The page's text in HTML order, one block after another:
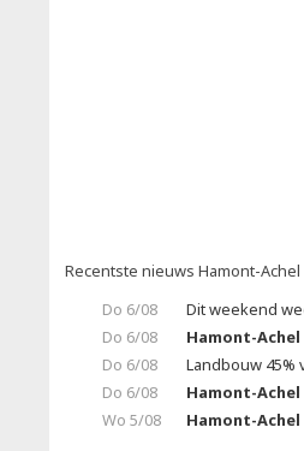
Recentste nieuws Hamont-Achel
Do 6/08
Dit weekend
Do 6/08
Hamont-Achel
Do 6/08
Landbouw
Do 6/08
Hamont-Achel
Wo 5/08
Hamont-Achel